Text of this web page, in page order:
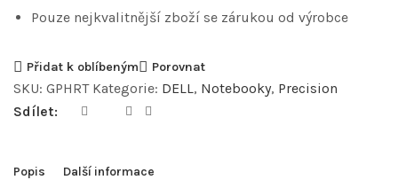
Pouze nejkvalitnější zboží se zárukou od výrobce
Přidat k oblíbeným Porovnat
SKU: GPHRT Kategorie: DELL , Notebooky, Precision
Sdílet:
Popis Další informace